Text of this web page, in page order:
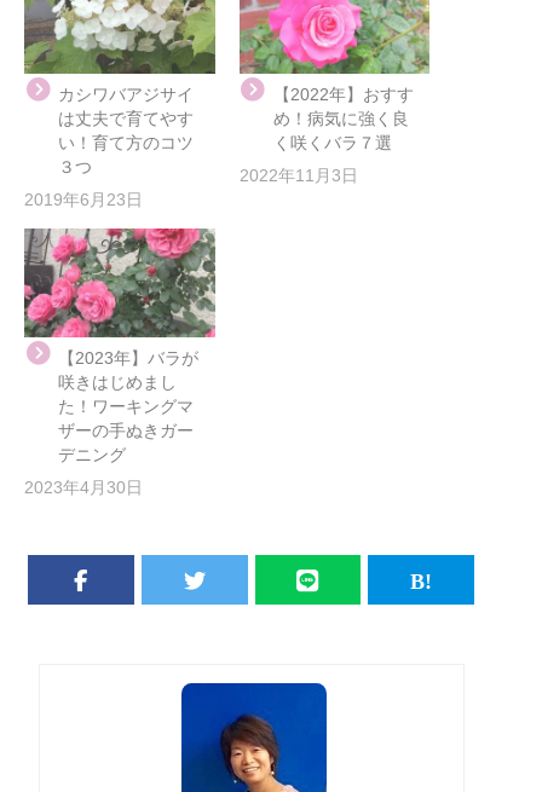
カシワバアジサイ
は丈夫で育てやす
い！育て方のコツ
３つ
2019年6月23日
【2022年】おすす
め！病気に強く良
く咲くバラ７選
2022年11月3日
【2023年】バラが
咲きはじめまし
た！ワーキングマ
ザーの手ぬきガー
デニング
2023年4月30日